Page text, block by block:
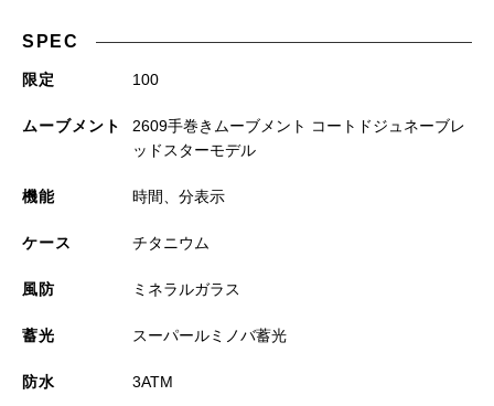
SPEC
限定 100
ムーブメント
2609手巻きムーブメント コートドジュネーブレ
ッドスターモデル
機能 時間、分表示
ケース チタニウム
風防 ミネラルガラス
蓄光 スーパールミノバ蓄光
防水 3ATM